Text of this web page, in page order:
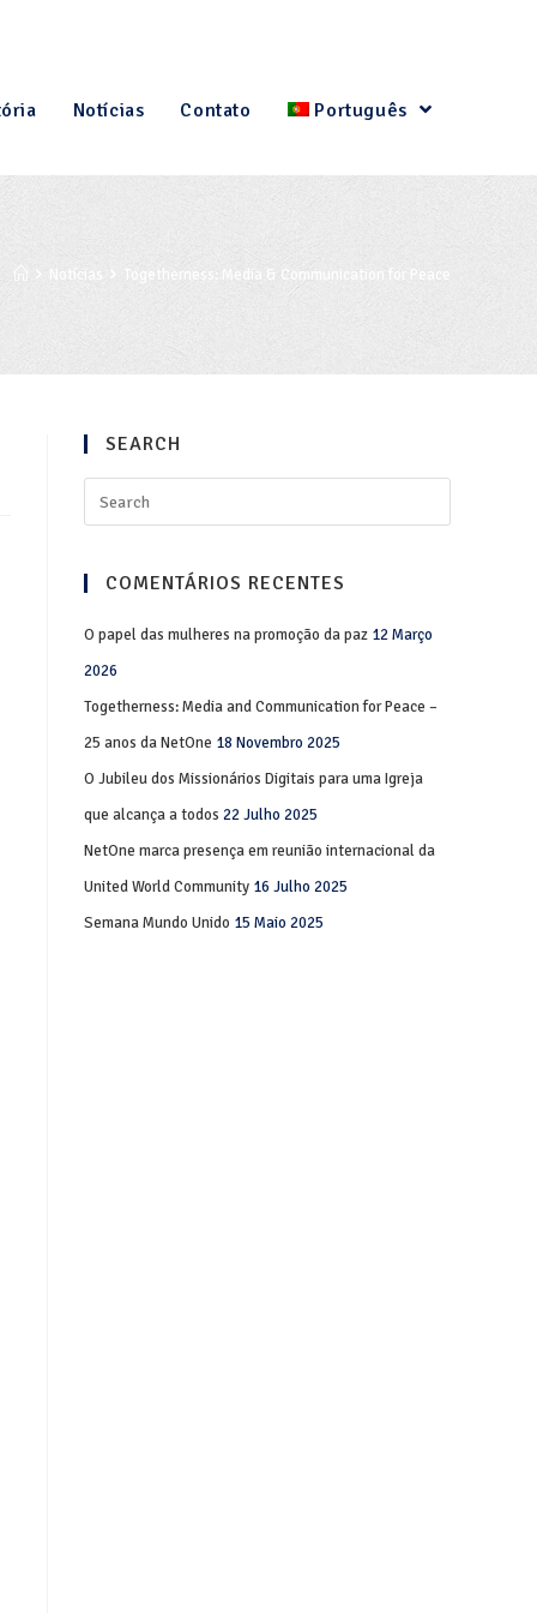
Notícias Contato Português
Notícias Togetherness: Media & Communication for Peace
SEARCH
COMENTÁRIOS RECENTES
O papel das mulheres na promoção da paz 12 Março
2026
Togetherness: Media and Communication for Peace –
25 anos da NetOne 18 Novembro 2025
O Jubileu dos Missionários Digitais para uma Igreja
que alcança a todos 22 Julho 2025
NetOne marca presença em reunião internacional da
United World Community 16 Julho 2025
Semana Mundo Unido 15 Maio 2025